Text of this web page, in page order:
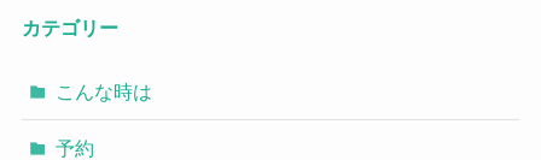
カテゴリー
こんな時は
予約